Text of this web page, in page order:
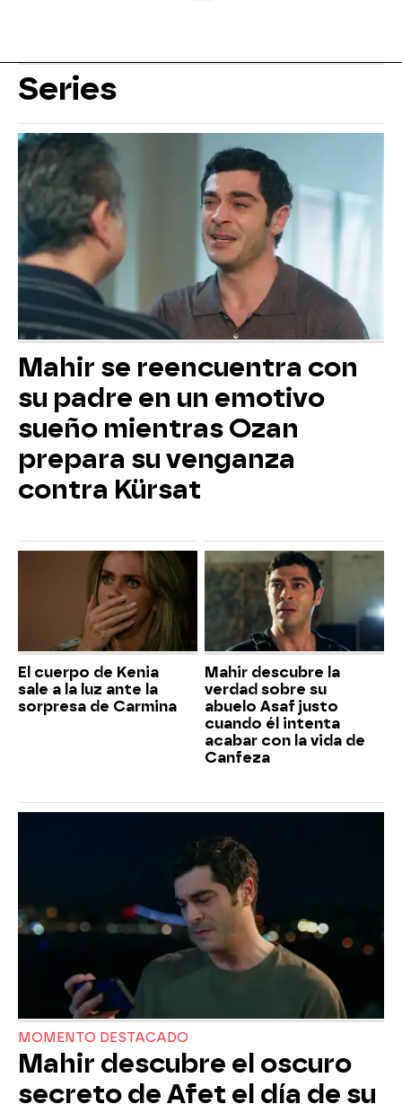
Series
Mahir se reencuentra con
su padre en un emotivo
sueño mientras Ozan
prepara su venganza
contra Kürsat
El cuerpo de Kenia
sale a la luz ante la
sorpresa de Carmina
Mahir descubre la
verdad sobre su
abuelo Asaf justo
cuando él intenta
acabar con la vida de
Canfeza
MOMENTO DESTACADO
Mahir descubre el oscuro
secreto de Afet el día de su